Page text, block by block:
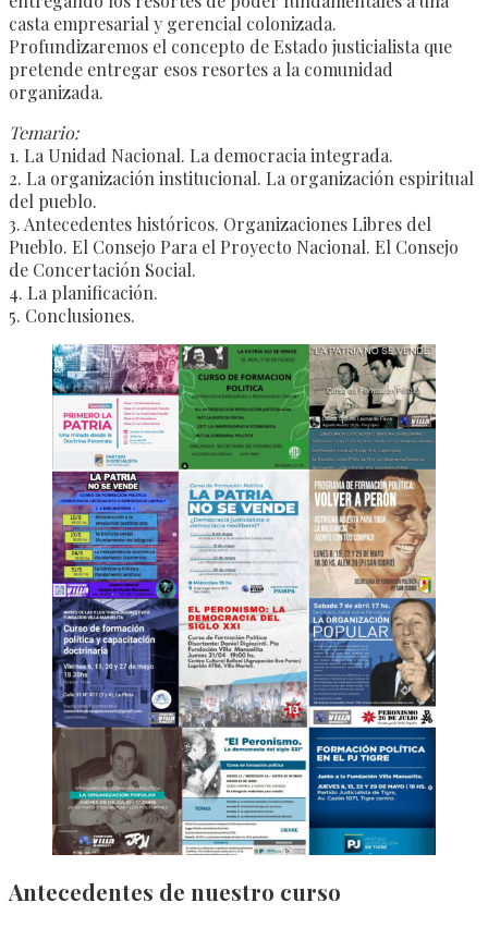
casta empresarial y gerencial colonizada.
Profundizaremos el concepto de Estado justicialista que
pretende entregar esos resortes a la comunidad
organizada.
Temario:
1. La Unidad Nacional. La democracia integrada.
2. La organización institucional. La organización espiritual
del pueblo.
3. Antecedentes históricos. Organizaciones Libres del
Pueblo. El Consejo Para el Proyecto Nacional. El Consejo
de Concertación Social.
4. La planificación.
5. Conclusiones.
Antecedentes de nuestro curso